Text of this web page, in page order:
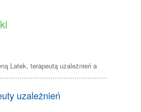
Latek, terapeutą uzależnień a
uzależnień